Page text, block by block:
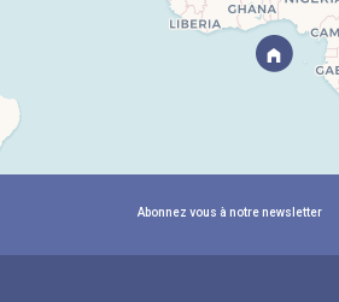
Abonnez vous à notre newsletter